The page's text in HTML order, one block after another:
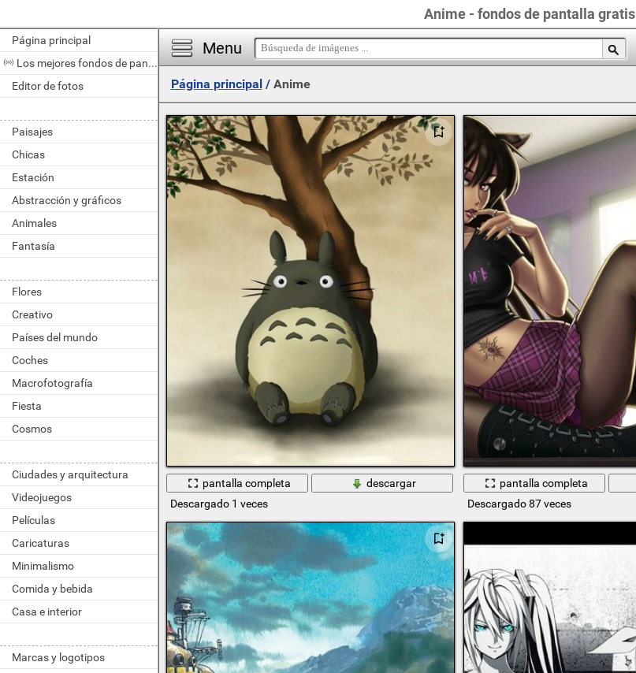
Anime - fondos de pantalla gratis
Página principal
Los mejores fondos de pantalla del día
Editor de fotos
Paisajes
Chicas
Estación
Abstracción y gráficos
Animales
Fantasía
Flores
Creativo
Países del mundo
Coches
Macrofotografía
Fiesta
Cosmos
Ciudades y arquitectura
Videojuegos
Películas
Caricaturas
Minimalismo
Comida y bebida
Casa e interior
Marcas y logotipos
Menu
Página principal/ Anime
pantalla completa
descargar
Descargado 1 veces
pantalla completa
Descargado 87 veces